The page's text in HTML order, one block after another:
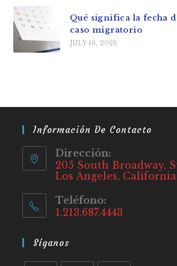
Qué significa la fecha
caso migratorio
JULY 16, 2026
Información De Contacto
Dirección:
205 South Broadway,
Los Angeles, California
Teléfono:
1.213.687.4443
Síganos